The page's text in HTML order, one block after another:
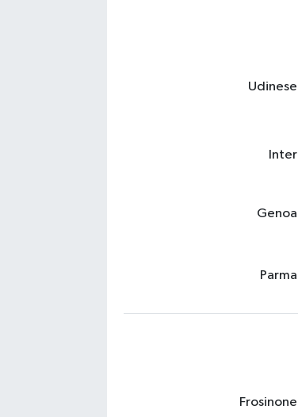
Udinese
Inter
Genoa
Parma
Frosinone